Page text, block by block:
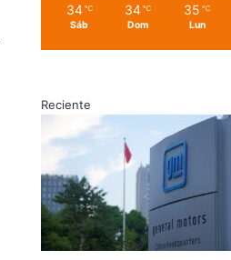
34 ℃
Sáb
34 ℃
Dom
35 ℃
Lun
Reciente